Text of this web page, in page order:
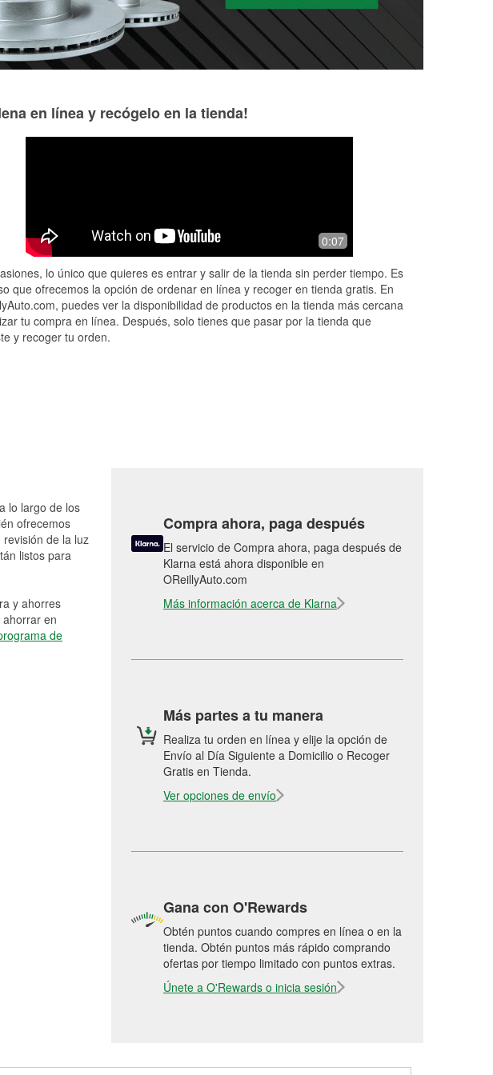
easy, got what i needed, in
O'Reilly's always has what we need.
Great customer service. Willing to go
en línea y recógelo en la tienda!
0:07
lo único que quieres es entrar y salir de la tienda sin perder tiempo. Es
que ofrecemos la opción de ordenar en línea y recoger en tienda gratis. En
puedes ver la disponibilidad de productos en la tienda más cercana
tu compra en línea. Después, solo tienes que pasar por la tienda que
y recoger tu orden.
lo largo de los
ofrecemos
de la luz
listos para
y ahorres
en
de
Compra ahora, paga después
El servicio de Compra ahora, paga después de
Klarna está ahora disponible en
OReillyAuto.com
Más información acerca de Klarna
Más partes a tu manera
Realiza tu orden en línea y elije la opción de
Envío al Día Siguiente a Domicilio o Recoger
Gratis en Tienda.
Ver opciones de envío
Gana con O'Rewards
Obtén puntos cuando compres en línea o en la
tienda. Obtén puntos más rápido comprando
ofertas por tiempo limitado con puntos extras.
Únete a O'Rewards o inicia sesión